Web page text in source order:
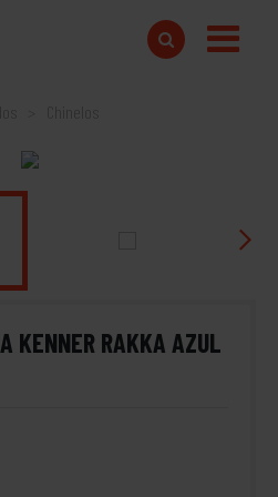
KENNER RAKKA AZUL